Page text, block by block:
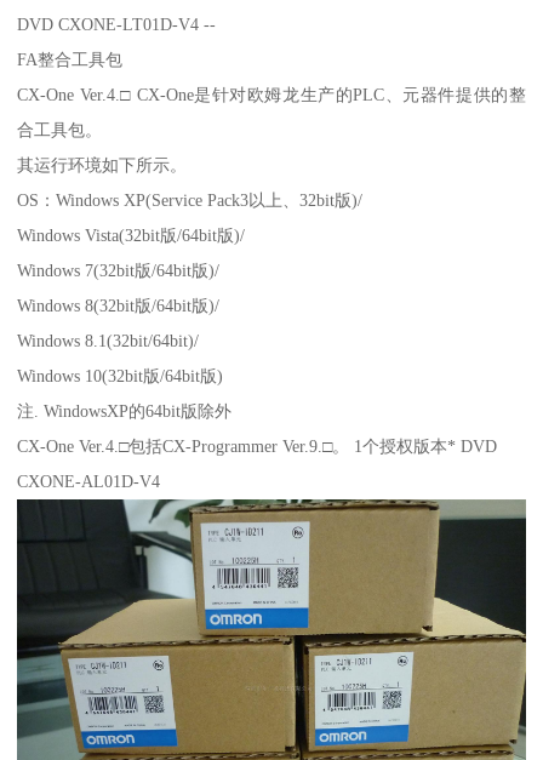
DVD CXONE-LT01D-V4 --
FA整合工具包
CX-One Ver.4.□ CX-One是针对欧姆龙生产的PLC、元器件提供的整
合工具包。
其运行环境如下所示。
OS：Windows XP(Service Pack3以上、32bit版)/
Windows Vista(32bit版/64bit版)/
Windows 7(32bit版/64bit版)/
Windows 8(32bit版/64bit版)/
Windows 8.1(32bit/64bit)/
Windows 10(32bit版/64bit版)
注. WindowsXP的64bit版除外
CX-One Ver.4.□包括CX-Programmer Ver.9.□。 1个授权版本* DVD
CXONE-AL01D-V4